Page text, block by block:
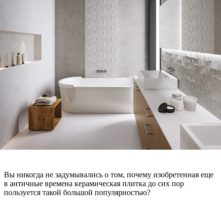
Вы никогда не задумывались о том, почему изобретенная еще
в античные времена керамическая плитка до сих пор
пользуется такой большой популярностью?